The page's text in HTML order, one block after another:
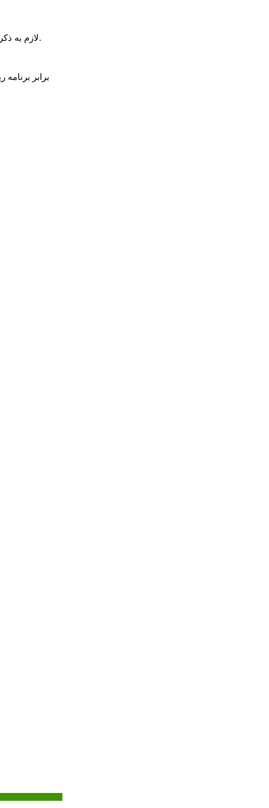
لازم به ذکر است طی روزهای گذشته نیز عملیات بهسازی محور میانه-هشترود با تامین اعتبار و پیمان سپاری صورت گرفته این پروژه ها نیز آغاز گردیده است.
برابر